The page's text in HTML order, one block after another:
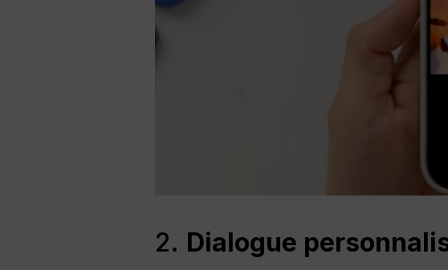
2. Dialogue